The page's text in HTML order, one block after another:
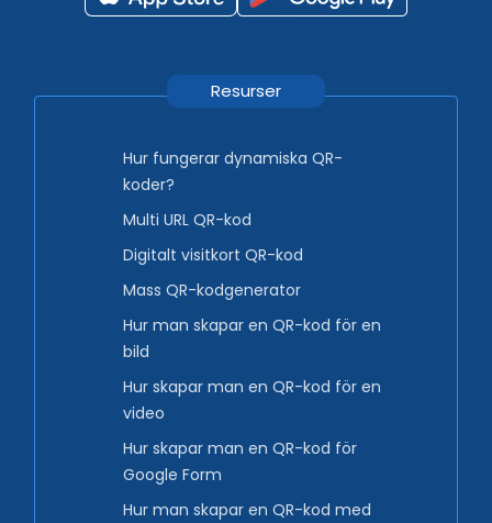
Resurser
Hur fungerar dynamiska QR-
koder?
Multi URL QR-kod
Digitalt visitkort QR-kod
Mass QR-kodgenerator
Hur man skapar en QR-kod för en
bild
Hur skapar man en QR-kod för en
video
Hur skapar man en QR-kod för
Google Form
Hur man skapar en QR-kod med